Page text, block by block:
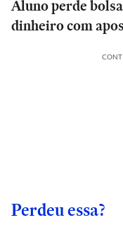
Aluno perde
dinheiro com
Perdeu essa?